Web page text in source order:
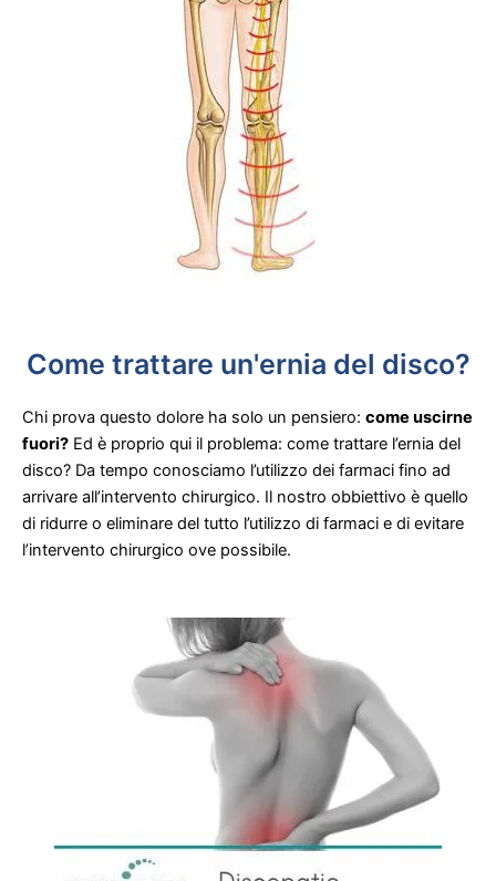
Come trattare un'ernia del disco?
Chi prova questo dolore ha solo un pensiero: come uscirne
fuori? Ed è proprio qui il problema: come trattare l’ernia del
disco? Da tempo conosciamo l’utilizzo dei farmaci fino ad
arrivare all’intervento chirurgico. Il nostro obbiettivo è quello
di ridurre o eliminare del tutto l’utilizzo di farmaci e di evitare
l’intervento chirurgico ove possibile.